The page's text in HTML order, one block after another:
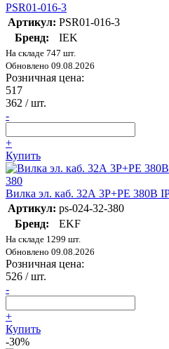
PSR01-016-3
Артикул: PSR01-016-3
Бренд:
IEK
На складе 747 шт.
Обновлено 09.08.2026
Розничная цена:
517
362 / шт.
-
+
Купить
Вилка эл. каб. 32А 3P+РЕ 380В
Артикул: ps-024-32-380
Бренд:
EKF
На складе 1299 шт.
Обновлено 09.08.2026
Розничная цена:
526 / шт.
-
+
Купить
-30%